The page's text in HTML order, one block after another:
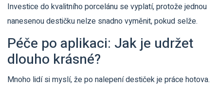
Investice do kvalitního porcelánu se vyplatí, protože jednou
nanesenou destičku nelze snadno vyměnit, pokud selže.
Péče po aplikaci: Jak je udržet
dlouho krásné?
Mnoho lidí si myslí, že po nalepení destiček je práce hotova.